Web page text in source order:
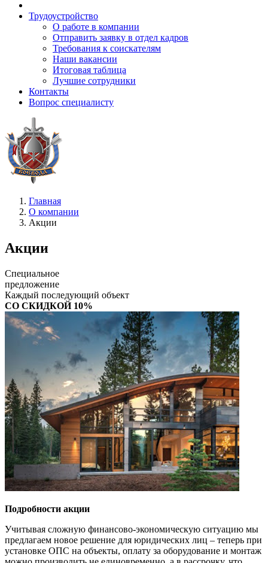
Трудоустройство
О работе в компании
Отправить заявку в отдел кадров
Требования к соискателям
Наши вакансии
Итоговая таблица
Лучшие сотрудники
Контакты
Вопрос специалисту
Главная
О компании
Акции
Акции
Специальное
предложение
Каждый последующий объект
СО СКИДКОЙ 10%
Подробности акции
Учитывая сложную финансово-экономическую ситуацию мы
предлагаем новое решение для юридических лиц – теперь при
установке ОПС на объекты, оплату за оборудование и монтаж